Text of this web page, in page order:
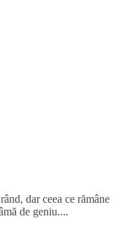
dar ceea ce rămâne
de geniu....